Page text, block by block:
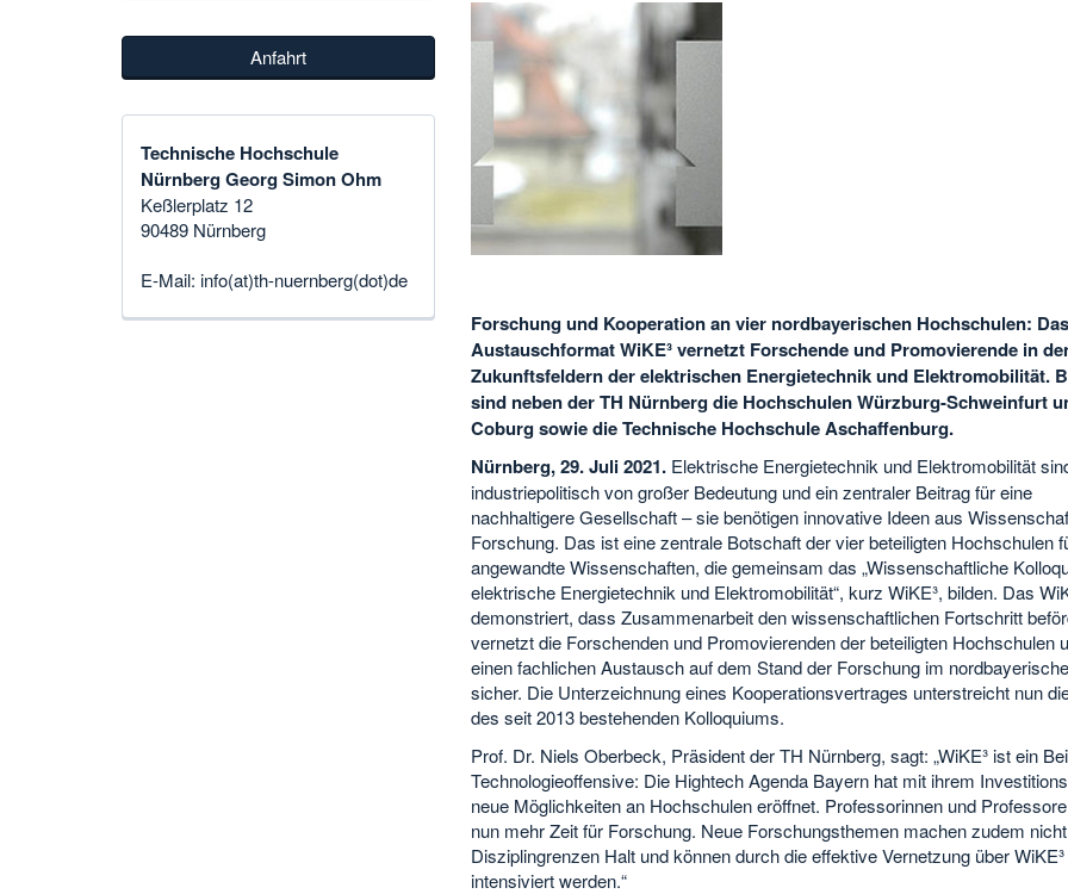
Forschung und Kooperation an vier nordbayerischen Hochschulen: Das
Austauschformat WiKE³ vernetzt Forschende und Promovierende in
Zukunftsfeldern der elektrischen Energietechnik und Elektromobilität.
sind neben der TH Nürnberg die Hochschulen Würzburg-Schweinfurt
Coburg sowie die Technische Hochschule Aschaffenburg.
Nürnberg, 29. Juli 2021.Elektrische Energietechnik und Elektromobilität
industriepolitisch von großer Bedeutung und ein zentraler Beitrag für eine
nachhaltigere Gesellschaft – sie benötigen innovative Ideen aus
Forschung. Das ist eine zentrale Botschaft der vier beteiligten Hochschulen
angewandte Wissenschaften, die gemeinsam das „Wissenschaftliche
elektrische Energietechnik und Elektromobilität“, kurz WiKE³, bilden. Das
demonstriert, dass Zusammenarbeit den wissenschaftlichen Fortschritt
vernetzt die Forschenden und Promovierenden der beteiligten Hochschulen
einen fachlichen Austausch auf dem Stand der Forschung im
sicher. Die Unterzeichnung eines Kooperationsvertrages unterstreicht nun
des seit 2013 bestehenden Kolloquiums.
Prof. Dr. Niels Oberbeck, Präsident der TH Nürnberg, sagt: „WiKE³ ist ein
Technologieoffensive: Die Hightech Agenda Bayern hat mit ihrem
neue Möglichkeiten an Hochschulen eröffnet. Professorinnen und
nun mehr Zeit für Forschung. Neue Forschungsthemen machen zudem
Disziplingrenzen Halt und können durch die effektive Vernetzung über
intensiviert werden.“
Anfahrt
Technische Hochschule
Nürnberg Georg Simon Ohm
Keßlerplatz 12
90489 Nürnberg
E-Mail: info(at)th-nuernberg(dot)de